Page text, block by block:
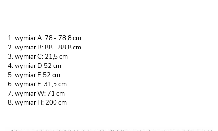
wymiar A: 78 - 78,8 cm
wymiar B: 88 - 88,8 cm
wymiar C: 21,5 cm
wymiar D 52 cm
wymiar E 52 cm
wymiar F: 31,5 cm
wymiar W: 71 cm
wymiar H: 200 cm